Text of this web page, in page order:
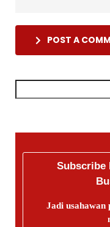
POST A
Subscribe
Jadi usahawan